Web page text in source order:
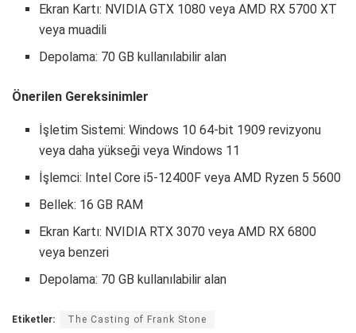
Ekran Kartı: NVIDIA GTX 1080 veya AMD RX 5700 XT
veya muadili
Depolama: 70 GB kullanılabilir alan
Önerilen Gereksinimler
İşletim Sistemi: Windows 10 64-bit 1909 revizyonu
veya daha yükseği veya Windows 11
İşlemci: Intel Core i5-12400F veya AMD Ryzen 5 5600
Bellek: 16 GB RAM
Ekran Kartı: NVIDIA RTX 3070 veya AMD RX 6800
veya benzeri
Depolama: 70 GB kullanılabilir alan
Etiketler: The Casting of Frank Stone